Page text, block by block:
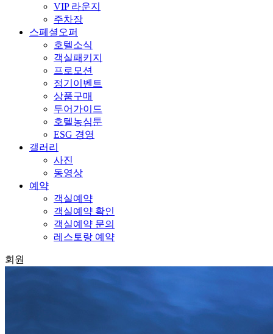
VIP 라운지
주차장
스페셜오퍼
호텔소식
객실패키지
프로모션
정기이벤트
상품구매
투어가이드
호텔농심툰
ESG 경영
갤러리
사진
동영상
예약
객실예약
객실예약 확인
객실예약 문의
레스토랑 예약
회원